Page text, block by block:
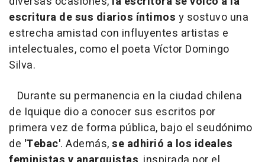
escritura de sus diarios íntimos y sostuvo una
estrecha amistad con influyentes artistas e
intelectuales, como el poeta Víctor Domingo
Silva.
Durante su permanencia en la ciudad chilena
de Iquique dio a conocer sus escritos por
primera vez de forma pública, bajo el seudónimo
de 'Tebac'. Además,se adhirió a los ideales